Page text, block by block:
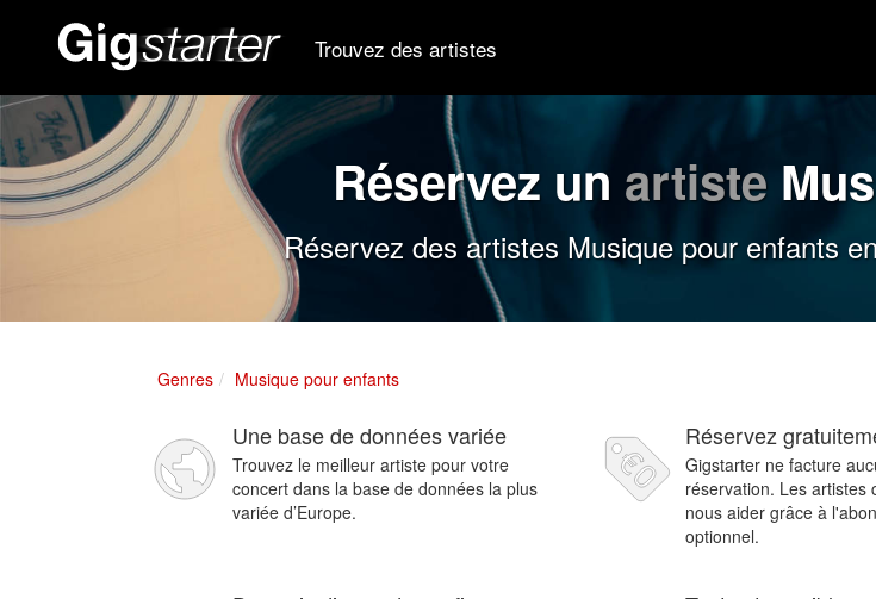
Trouvez des artistes
Réservez un artiste
Réservez des artistes Musique pour enfants
Genres Musique pour enfants
Une base de données variée
Trouvez le meilleur artiste pour votre
concert dans la base de données la plus
variée d’Europe.
Réservez
Gigstarter ne facture
réservation. Les artistes
nous aider grâce à
optionnel.